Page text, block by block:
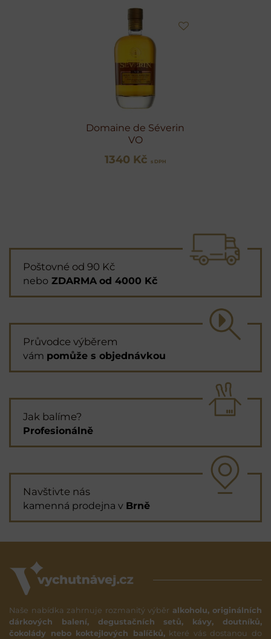
Domaine de Séverin
VO
1340 Kč s DPH
Poštovné od 90 Kč
nebo ZDARMA od 4000 Kč
Průvodce výběrem
vám pomůže s objednávkou
Jak balíme?
Profesionálně
Navštivte nás
kamenná prodejna v Brně
Naše nabídka zahrnuje rozmanitý výběr alkoholu, originálních
dárkových balení, degustačních setů, kávy, doutníků,
čokolády nebo koktejlových balíčků,které vás dostanou do